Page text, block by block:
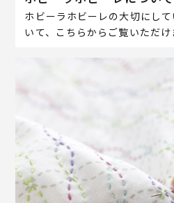
ホビーラホビーレの大切にし
いて、こちらからご覧いただけ